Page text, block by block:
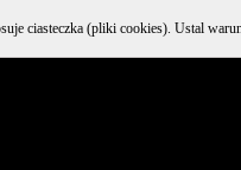
ciasteczka (pliki cookies). Ustal